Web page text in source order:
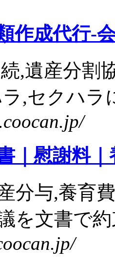
作成代行-
,遺産分割
,セクハラ
｜慰謝料
分与,養育
を文書で